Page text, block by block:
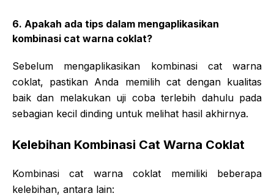
6. Apakah ada tips dalam mengaplikasikan
kombinasi cat warna coklat?
Sebelum mengaplikasikan kombinasi cat warna
coklat, pastikan Anda memilih cat dengan kualitas
baik dan melakukan uji coba terlebih dahulu pada
sebagian kecil dinding untuk melihat hasil akhirnya.
Kelebihan Kombinasi Cat Warna Coklat
Kombinasi cat warna coklat memiliki beberapa
kelebihan, antara lain: